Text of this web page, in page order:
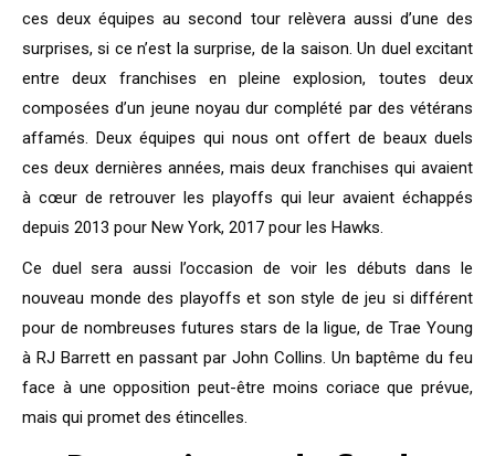
ces deux équipes au second tour relèvera aussi d’une des
surprises, si ce n’est la surprise, de la saison. Un duel excitant
entre deux franchises en pleine explosion, toutes deux
composées d’un jeune noyau dur complété par des vétérans
affamés. Deux équipes qui nous ont offert de beaux duels
ces deux dernières années, mais deux franchises qui avaient
à cœur de retrouver les playoffs qui leur avaient échappés
depuis 2013 pour New York, 2017 pour les Hawks.
Ce duel sera aussi l’occasion de voir les débuts dans le
nouveau monde des playoffs et son style de jeu si différent
pour de nombreuses futures stars de la ligue, de Trae Young
à RJ Barrett en passant par John Collins. Un baptême du feu
face à une opposition peut-être moins coriace que prévue,
mais qui promet des étincelles.